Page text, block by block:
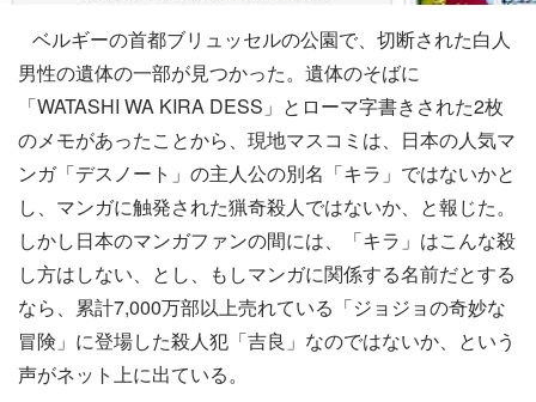
ベルギーの首都ブリュッセルの公園で、切断された白人
男性の遺体の一部が見つかった。遺体のそばに
「WATASHI WA KIRA DESS」とローマ字書きされた2枚
のメモがあったことから、現地マスコミは、日本の人気マ
ンガ「デスノート」の主人公の別名「キラ」ではないかと
し、マンガに触発された猟奇殺人ではないか、と報じた。
しかし日本のマンガファンの間には、「キラ」はこんな殺
し方はしない、とし、もしマンガに関係する名前だとする
なら、累計7,000万部以上売れている「ジョジョの奇妙な
冒険」に登場した殺人犯「吉良」なのではないか、という
声がネット上に出ている。